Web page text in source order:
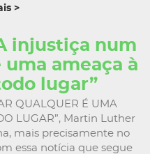
>
injustiça num
ameaça à
lugar”
QUALQUER É UMA
LUGAR”, Martin Luther
mais precisamente no
essa notícia que segue